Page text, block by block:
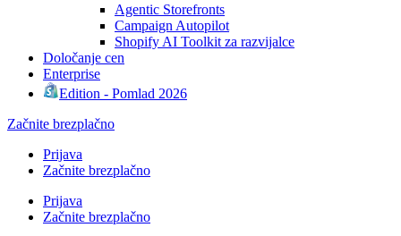
Agentic Storefronts
Campaign Autopilot
Shopify AI Toolkit za razvijalce
Določanje cen
Enterprise
Edition - Pomlad 2026
Začnite brezplačno
Prijava
Začnite brezplačno
Prijava
Začnite brezplačno